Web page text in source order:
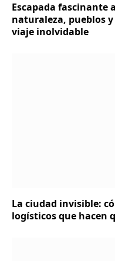
Escapada fascinante
naturaleza, pueblos
viaje inolvidable
La ciudad invisible:
logísticos que hacen